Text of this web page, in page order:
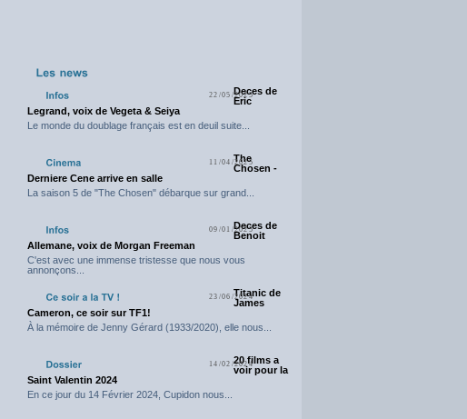
22/05/2025Deces de
Eric
Legrand, voix de Vegeta & Seiya
Le monde du doublage français est en deuil suite...
11/04/2025
The
Chosen -
Derniere Cene arrive en salle
La saison 5 de "The Chosen" débarque sur grand...
09/01/2025Deces de
Benoit
Allemane, voix de Morgan Freeman
C'est avec une immense tristesse que nous vous
annonçons...
23/06/2024Titanic de
James
Cameron, ce soir sur TF1!
À la mémoire de Jenny Gérard (1933/2020), elle nous...
14/02/202420 films a
voir pour la
Saint Valentin 2024
En ce jour du 14 Février 2024, Cupidon nous...